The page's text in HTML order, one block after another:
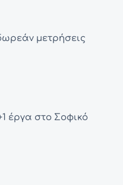
μετρήσεις
έργα στο Σοφικό